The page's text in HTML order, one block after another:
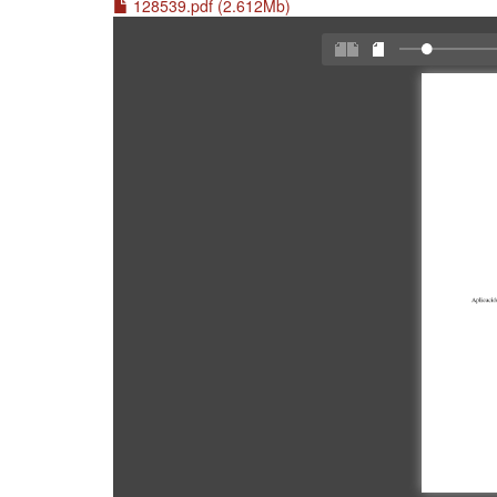
128539.pdf (2.612Mb)